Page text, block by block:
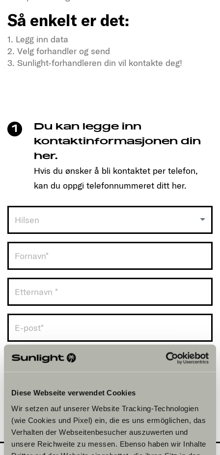
Diese Webseite verwendet Cookies
Wir setzen auf unserer Website Tracking-Technologien
(wie Cookies und Pixel) ein, die es uns ermöglichen, das
Verhalten der Webseitenbesucher auszuwerten und
unsere Reichweite zu messen. Ebenso haben wir Inhalte
Så enkelt er det:
1. Legg inn data
2. Velg forhandler og send
3. Sunlight-forhandleren din vil kontakte deg!
Så enkelt er det:
1. Legg inn data
2. Velg forhandler og send
3. Sunlight-forhandleren din vil kontakte deg!
1
Du kan legge inn
kontaktinformasjonen din
her.
Hvis du ønsker å bli kontaktet per telefon,
kan du oppgi telefonnummeret ditt her.
Hilsen
Norge (+47)